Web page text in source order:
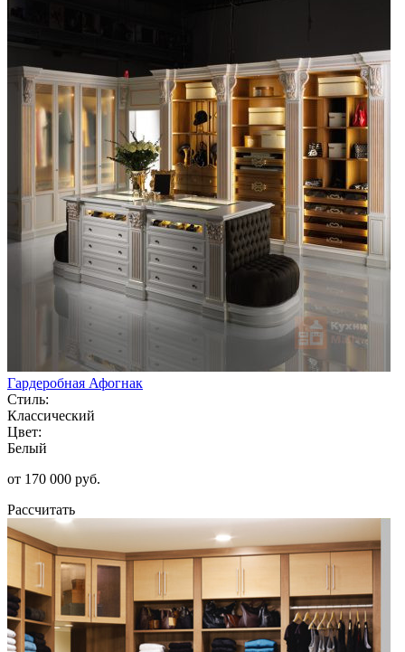
Гардеробная Афогнак
Стиль:
Классический
Цвет:
Белый
от 170 000 руб.
Рассчитать